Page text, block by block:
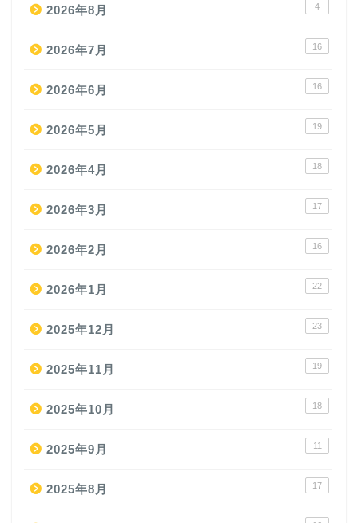
2026年8月 4
2026年7月 16
2026年6月 16
2026年5月 19
2026年4月 18
2026年3月 17
2026年2月 16
2026年1月 22
2025年12月 23
2025年11月 19
2025年10月 18
2025年9月 11
2025年8月 17